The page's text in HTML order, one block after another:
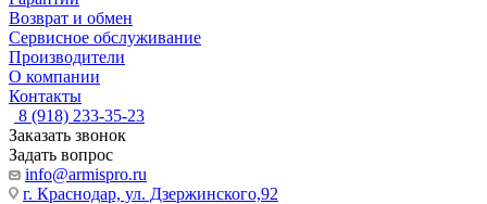
Возврат и обмен
Сервисное обслуживание
Производители
О компании
Контакты
8 (918) 233-35-23
Заказать звонок
Задать вопрос
info@armispro.ru
г. Краснодар, ул. Дзержинского,92